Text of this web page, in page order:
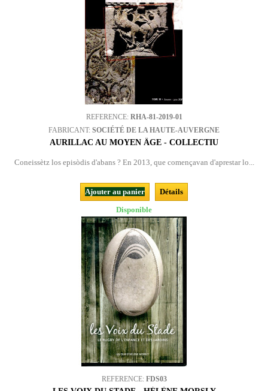
REFERENCE: RHA-81-2019-01
FABRICANT: SOCIÉTÉ DE LA HAUTE-AUVERGNE
AURILLAC AU MOYEN ÂGE - COLLECTIU
Coneissètz los episòdis d'abans ? En 2013, que començavan d'aprestar lo...
Ajouter au panier
Détails
Disponible
REFERENCE: FDS03